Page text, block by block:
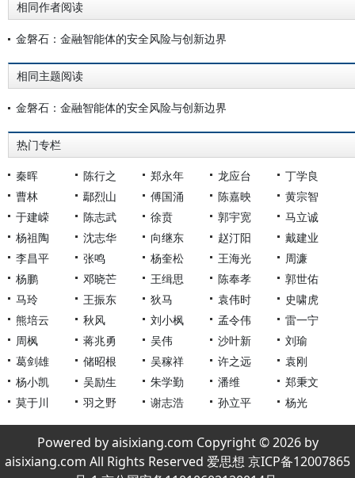
相同作者阅读
金磐石：金融智能体的安全风险与创新边界
相同主题阅读
金磐石：金融智能体的安全风险与创新边界
热门专栏
秦晖 陈行之 郑永年 龙应台
丁学良
曹林
鄢烈山 傅国涌 陈嘉映
黄宗智
于建嵘
陈志武 徐贲 郭宇宽
马立诚
杨祖陶
沈志华 向继东 赵汀阳
戴建业
李昌平
张鸣 杨奎松 王海光
周濂
杨鹏
邓晓芒 王缉思 陈奉孝
郭世佑
马玲
王振东 狄马 袁伟时
史啸虎
熊培云
秋风 刘小枫 孟令伟
雷一宁
周枫
蒋兆勇 吴伟 沙叶新
刘瑜
葛剑雄
储昭根 吴稼祥 许之远
袁刚
杨小凯
吴励生 朱学勤 潘维
郑秉文
莫于川
羽之野 谢志浩 孙立平 杨光
Powered by aisixiang.com Copyright © 2026 by
aisixiang.com All Rights Reserved 爱思想 京ICP备12007865